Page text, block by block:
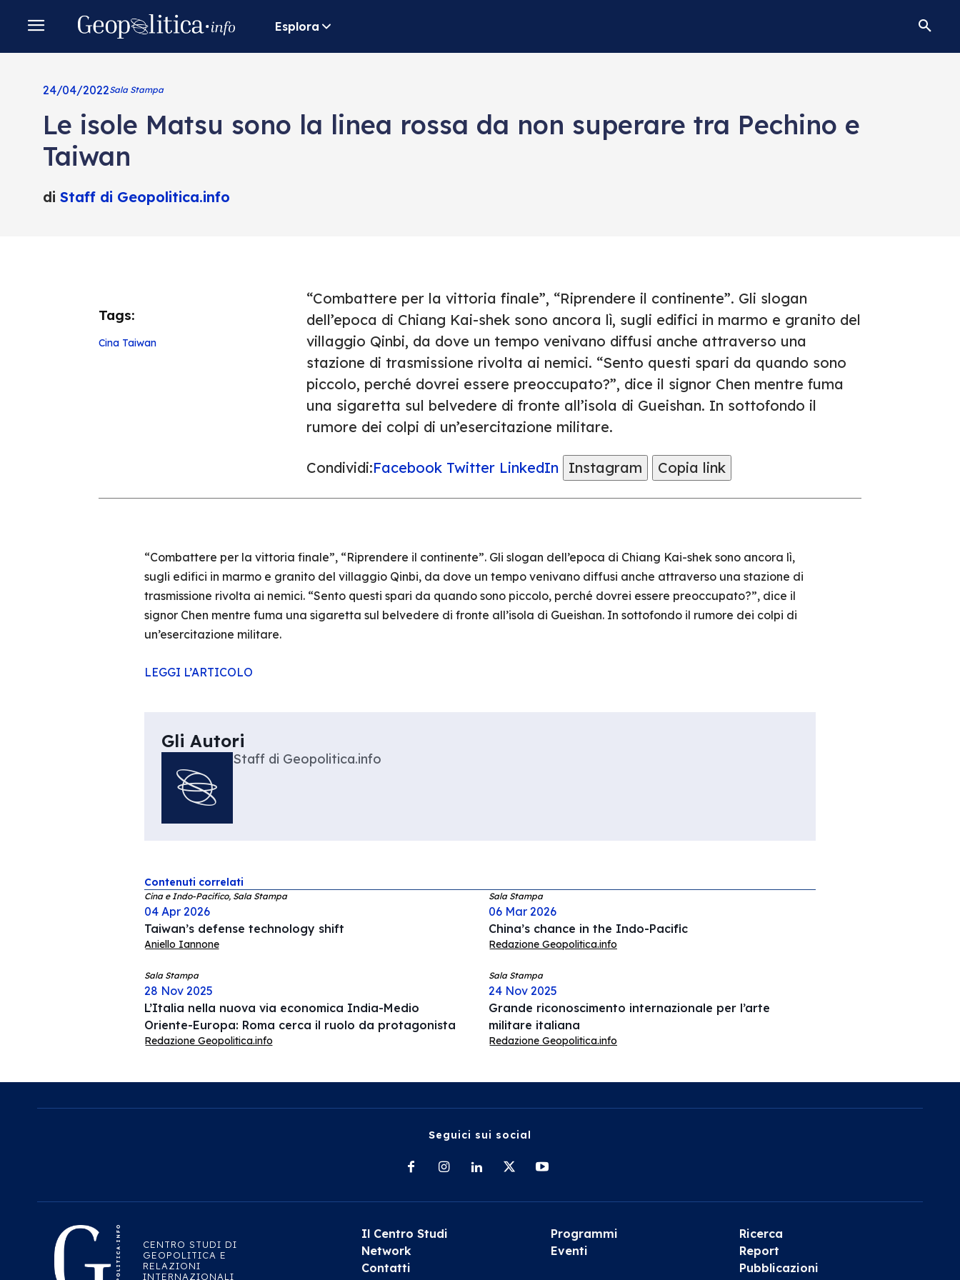
Esplora
24/04/2022Sala Stampa
Le isole Matsu sono la linea rossa da non superare tra Pechino e
Taiwan
di Staff di Geopolitica.info
Tags:
Cina Taiwan
“Combattere per la vittoria finale”, “Riprendere il continente”. Gli slogan
dell’epoca di Chiang Kai-shek sono ancora lì, sugli edifici in marmo e granito del
villaggio Qinbi, da dove un tempo venivano diffusi anche attraverso una
stazione di trasmissione rivolta ai nemici. “Sento questi spari da quando sono
piccolo, perché dovrei essere preoccupato?”, dice il signor Chen mentre fuma
una sigaretta sul belvedere di fronte all’isola di Gueishan. In sottofondo il
rumore dei colpi di un’esercitazione militare.
Condividi:Facebook Twitter LinkedIn Instagram Copia link
“Combattere per la vittoria finale”, “Riprendere il continente”. Gli slogan dell’epoca di Chiang Kai-shek sono ancora lì,
sugli edifici in marmo e granito del villaggio Qinbi, da dove un tempo venivano diffusi anche attraverso una stazione di
trasmissione rivolta ai nemici. “Sento questi spari da quando sono piccolo, perché dovrei essere preoccupato?”, dice il
signor Chen mentre fuma una sigaretta sul belvedere di fronte all’isola di Gueishan. In sottofondo il rumore dei colpi di
un’esercitazione militare.
LEGGI L’ARTICOLO
Gli Autori
Staff di Geopolitica.info
Contenuti correlati
Cina e Indo-Pacifico, Sala Stampa
04 Apr 2026
Taiwan’s defense technology shift
Aniello Iannone
Sala Stampa
06 Mar 2026
China’s chance in the Indo-Pacific
Redazione Geopolitica.info
Sala Stampa
28 Nov 2025
L’Italia nella nuova via economica India-Medio
Oriente-Europa: Roma cerca il ruolo da protagonista
Redazione Geopolitica.info
Sala Stampa
24 Nov 2025
Grande riconoscimento internazionale per l’arte
militare italiana
Redazione Geopolitica.info
Seguici sui social
CENTRO STUDI DI
GEOPOLITICA E
RELAZIONI
INTERNAZIONALI
Il Centro Studi
Network
Contatti
Programmi
Eventi
Ricerca
Report
Pubblicazioni